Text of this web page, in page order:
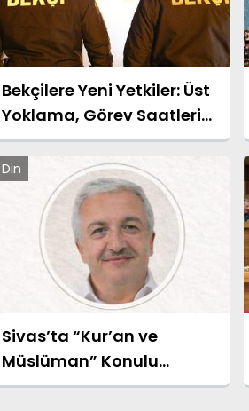
Bekçilere Yeni Yetkiler: Üst
Yoklama, Görev Saatleri
ve Çalışma Esasları
Netleşti
Din
Sivas’ta “Kur’an ve
Müslüman” Konulu
Konferans Düzenlenecek